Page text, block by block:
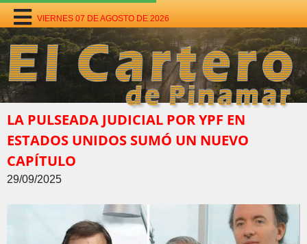
VIERNES 07 DE AGOSTO DE 2026
LA PULSEADA JUDICIAL POR YPF EN
ESTADOS UNIDOS SUMÓ UN NUEVO
CAPÍTULO
29/09/2025